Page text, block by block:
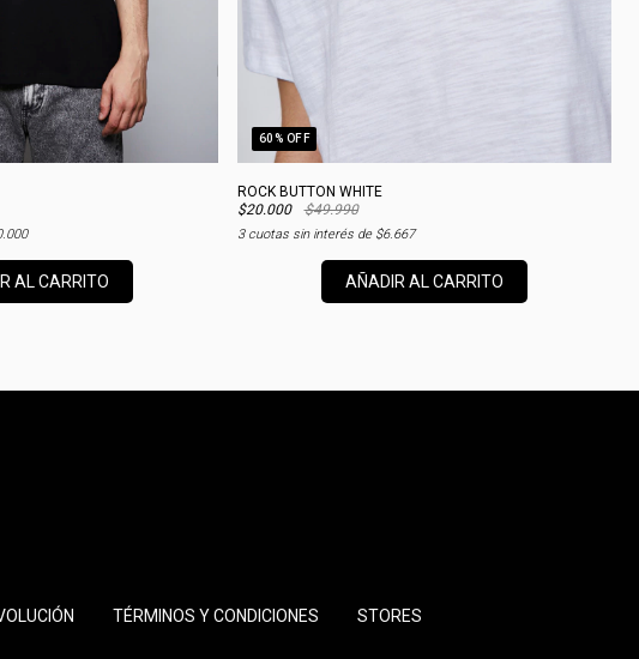
AL CARRITO
60% OFF
ROCK BUTTON WHITE
$20.000
$49.990
3cuotas sin interés de $6.667
AÑADIR AL CARRITO
TÉRMINOS Y CONDICIONES
STORES